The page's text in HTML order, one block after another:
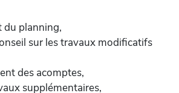
du planning,
sur les travaux modificatifs
des acomptes,
supplémentaires,